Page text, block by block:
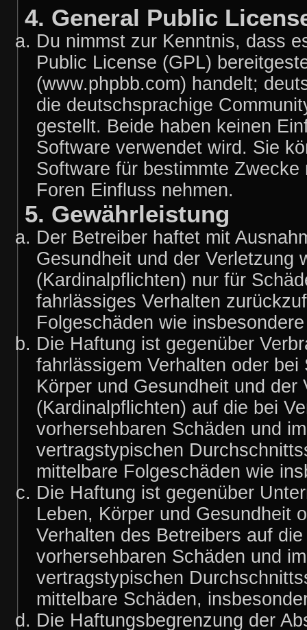
4. General Public
Du nimmst zur Kenntnis, dass
Public License (GPL)
(www.phpbb.com) handelt;
die deutschsprachige
gestellt. Beide haben keinen
Software verwendet wird. Sie
Software für bestimmte
Foren Einfluss nehmen.
5. Gewährleistung
Der Betreiber haftet mit
Gesundheit und der Verletzung
(Kardinalpflichten) nur für
fahrlässiges Verhalten
Folgeschäden wie
Die Haftung ist gegenüber
fahrlässigem Verhalten oder
Körper und Gesundheit und
(Kardinalpflichten) auf die bei
vorhersehbaren Schäden und
vertragstypischen
mittelbare Folgeschäden wie
Die Haftung ist gegenüber
Leben, Körper und Gesundheit
Verhalten des Betreibers auf
vorhersehbaren Schäden und
vertragstypischen
mittelbare Schäden,
Die Haftungsbegrenzung der